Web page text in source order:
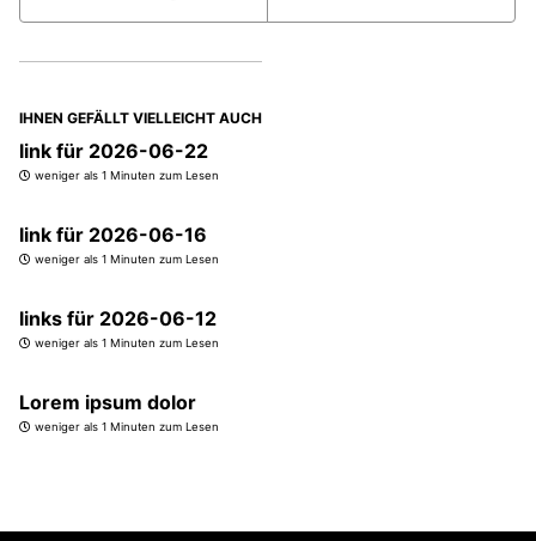
IHNEN GEFÄLLT VIELLEICHT AUCH
link für 2026-06-22
weniger als 1 Minuten zum Lesen
link für 2026-06-16
weniger als 1 Minuten zum Lesen
links für 2026-06-12
weniger als 1 Minuten zum Lesen
Lorem ipsum dolor
weniger als 1 Minuten zum Lesen